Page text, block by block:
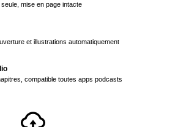
mise en page intacte
et illustrations automatiquement
compatible toutes apps podcasts